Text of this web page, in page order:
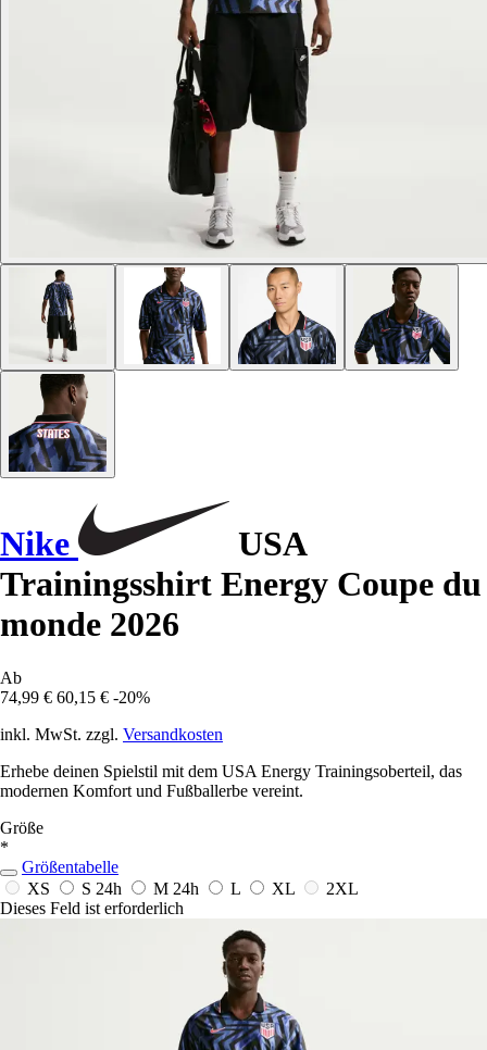
Nike
USA
Trainingsshirt Energy Coupe du
monde 2026
Ab
74,99 € 60,15 € -20%
inkl. MwSt. zzgl. Versandkosten
Erhebe deinen Spielstil mit dem USA Energy Trainingsoberteil, das
modernen Komfort und Fußballerbe vereint.
Größe
*
Größentabelle
XS
S 24h M 24h L XL
2XL
Dieses Feld ist erforderlich